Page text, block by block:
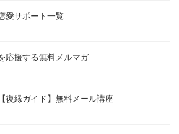
愛サポート一覧
応援する無料メルマガ
復縁ガイド】無料メール講座